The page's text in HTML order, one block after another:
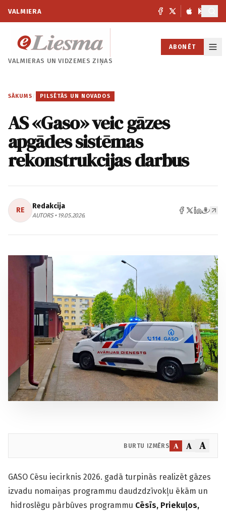
VALMIERA
VALMIERAS UNVIDZEMES ZIŅAS
ABONĒT
SĀKUMS / PILSĒTĀS UN NOVADOS
AS «Gaso» veic gāzes
apgādes sistēmas
rekonstrukcijas darbus
RE Redakcija
AUTORS • 19.05.2026.
BURTU IZMĒRS A A A
GASO Cēsu iecirknis 2026. gadā turpinās realizēt gāzes
izvadu nomaiņas programmu daudzdzīvokļu ēkām un
hidroslēgu pārbūves programmu Cēsīs, Priekuļos,